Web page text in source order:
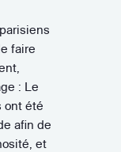
faire
: Le
ont été
afin de
et